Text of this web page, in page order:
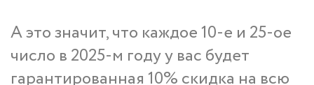
А это значит, что каждое 10-е и 25-ое
число в 2025-м году у вас будет
гарантированная 10% скидка на всю